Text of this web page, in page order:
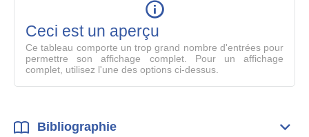
Ceci est un aperçu
Ce tableau comporte un trop grand nombre d'entrées pour
permettre son affichage complet. Pour un affichage
complet, utilisez l'une des options ci-dessus.
Bibliographie